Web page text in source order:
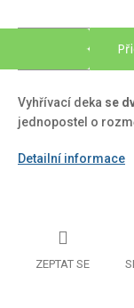
Vyhřívací deka se
jednopostel o
Detailní informace
ZEPTAT SE